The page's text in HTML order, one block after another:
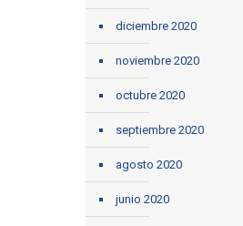
diciembre 2020
noviembre 2020
octubre 2020
septiembre 2020
agosto 2020
junio 2020